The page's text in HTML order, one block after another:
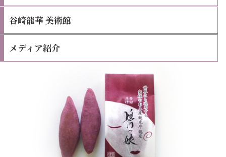
谷崎龍華 美術館
メディア紹介